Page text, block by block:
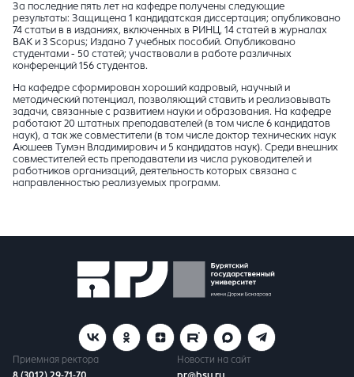
За последние пять лет на кафедре получены следующие
результаты: Защищена 1 кандидатская диссертация; опубликовано
74 статьи в в изданиях, включенных в РИНЦ, 14 статей в журналах
ВАК и 3 Scopus; Издано 7 учебных пособий. Опубликовано
студентами - 50 статей; участвовали в работе различных
конференций 156 студентов.
На кафедре сформирован хороший кадровый, научный и
методический потенциал, позволяющий ставить и реализовывать
задачи, связанные с развитием науки и образования. На кафедре
работают 20 штатных преподавателей (в том числе 6 кандидатов
наук), а так же совместители (в том числе доктор технических наук
Аюшеев Тумэн Владимирович и 5 кандидатов наук). Среди внешних
совместителей есть преподаватели из числа руководителей и
работников организаций, деятельность которых связана с
направленностью реализуемых программ.
Приемная ректора
8 (3012) 29-71-70
Новости на сайт
pr@bsu.ru